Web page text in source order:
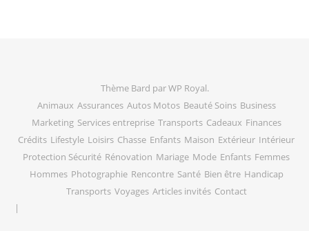
Thème Bard parWP Royal.
Animaux Assurances Autos Motos Beauté Soins Business
Marketing Services entreprise Transports Cadeaux Finances
Crédits Lifestyle Loisirs Chasse Enfants Maison Extérieur Intérieur
Protection Sécurité Rénovation Mariage Mode Enfants Femmes
Hommes Photographie Rencontre Santé Bien être Handicap
Transports Voyages Articles invités Contact